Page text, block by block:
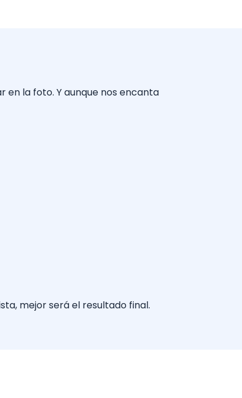
en la foto. Y aunque nos encanta
mejor será el resultado final.